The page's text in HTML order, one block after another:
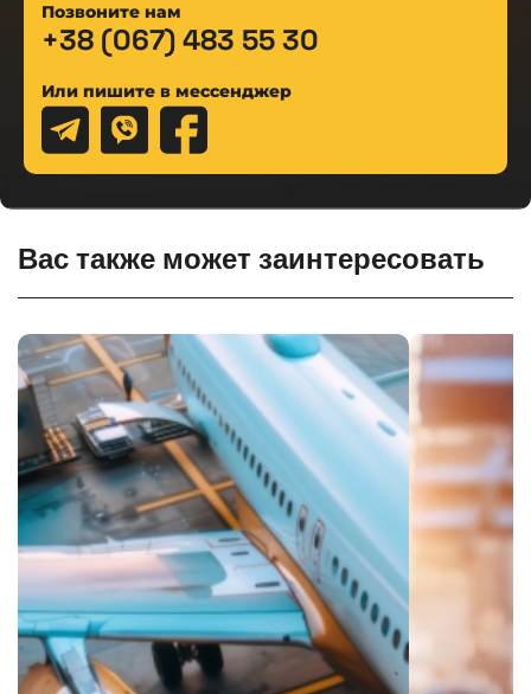
Позвоните нам
+38 (067) 483 55 30
Или пишите в мессенджер
Вас также может заинтересовать